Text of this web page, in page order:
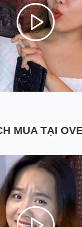
chi phí như không
để giảm chi phí
vận chuyển trực
thiện chất lượng
hàng.
MUA TẠI